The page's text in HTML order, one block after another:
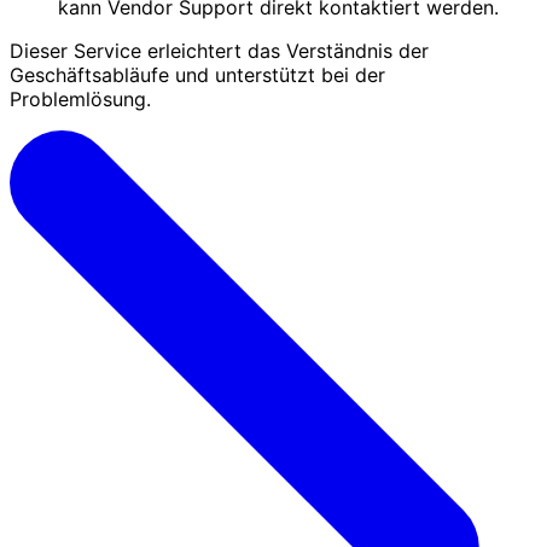
kann Vendor Support direkt kontaktiert werden.
Dieser Service erleichtert das Verständnis der
Geschäftsabläufe und unterstützt bei der
Problemlösung.